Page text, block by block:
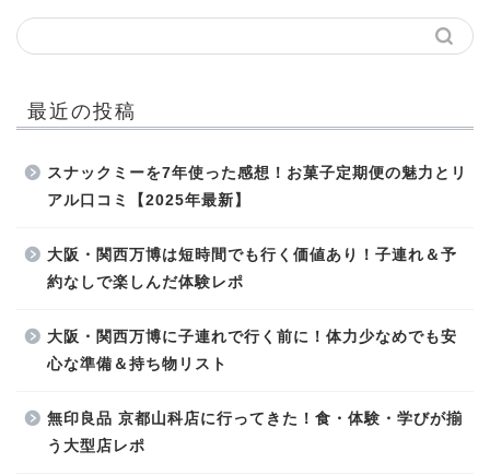
最近の投稿
スナックミーを7年使った感想！お菓子定期便の魅力とリ
アル口コミ【2025年最新】
大阪・関西万博は短時間でも行く価値あり！子連れ＆予
約なしで楽しんだ体験レポ
大阪・関西万博に子連れで行く前に！体力少なめでも安
心な準備＆持ち物リスト
無印良品 京都山科店に行ってきた！食・体験・学びが揃
う大型店レポ